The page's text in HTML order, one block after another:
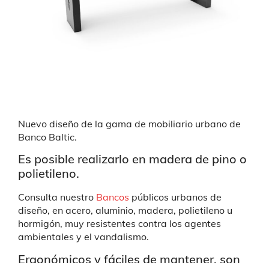
Nuevo diseño de la gama de mobiliario urbano de
Banco Baltic.
Es posible realizarlo en madera de pino o
polietileno.
Consulta nuestro Bancos públicos urbanos de
diseño, en acero, aluminio, madera, polietileno u
hormigón, muy resistentes contra los agentes
ambientales y el vandalismo.
Ergonómicos y fáciles de mantener, son